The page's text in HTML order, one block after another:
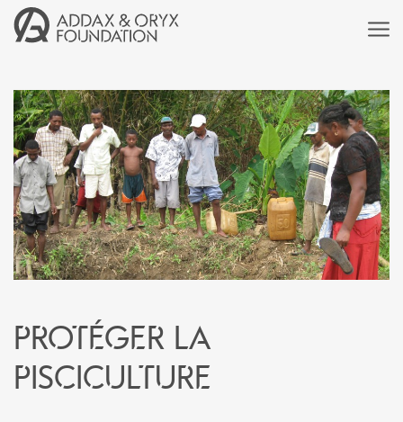
Protéger la
pisciculture